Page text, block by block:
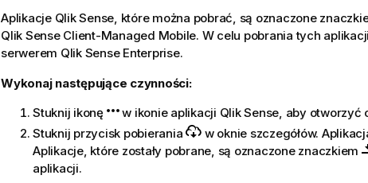
Aplikacje Qlik Sense , które można pobrać, są oznaczone
Qlik Sense Client-Managed Mobile. W celu pobrania tych
serwerem Qlik Sense Enterprise.
Wykonaj następujące czynności:
Stuknij ikonę
w ikonie aplikacji Qlik Sense , aby otworzyć
Stuknij przycisk pobierania
w oknie szczegółów.
Aplikacje, które zostały pobrane, są oznaczone znaczkiem
aplikacji.